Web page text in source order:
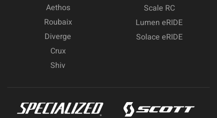
Aethos
Roubaix
Diverge
Crux
Shiv
Scale RC
Lumen eRIDE
Solace eRIDE